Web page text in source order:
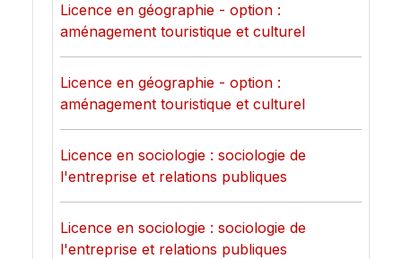
Licence en géographie - option :
aménagement touristique et culturel
Licence en géographie - option :
aménagement touristique et culturel
Licence en sociologie : sociologie de
l'entreprise et relations publiques
Licence en sociologie : sociologie de
l'entreprise et relations publiques